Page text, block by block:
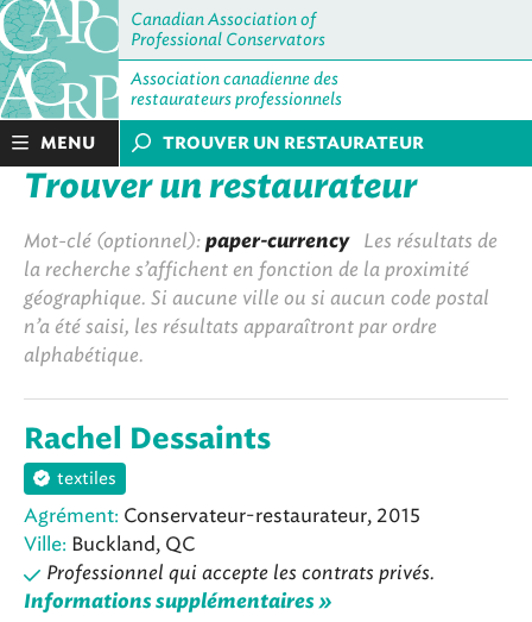
Canadian Association of
Professional Conservators
Association canadienne des
restaurateurs professionnels
MENU TROUVER UN RESTAURATEUR
Trouver un restaurateur
Mot-clé (optionnel): paper-currencyLes résultats de
la recherche s’affichent en fonction de la proximité
géographique. Si aucune ville ou si aucun code postal
n’a été saisi, les résultats apparaîtront par ordre
alphabétique.
Rachel Dessaints
textiles
Agrément: Conservateur-restaurateur, 2015
Ville: Buckland, QC
Professionnel qui accepte les contrats privés.
Informations supplémentaires »